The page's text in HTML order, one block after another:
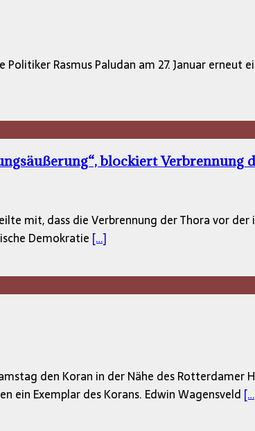
Rasmus Paludan am 27. Januar
blockiert Verbrennung
mit, dass die Verbrennung der Thora vor
Demokratie […]
den Koran in der Nähe des
ein Exemplar des Korans. Edwin Wagensveld